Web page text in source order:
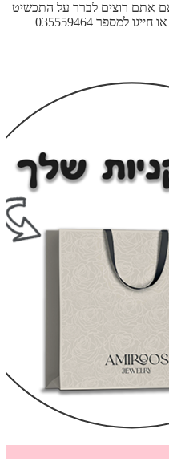
אתם רוצים לברר על התכשיט
אל תהססו לשלוח לנו הודעת וואטסאפ או חייגו למספר 035559464